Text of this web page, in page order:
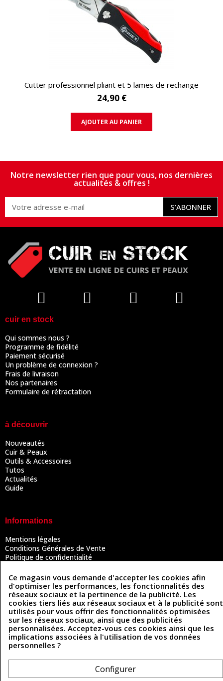
APERÇU RAPIDE
Cutter professionnel pliant et 5 lames de rechange
24,90 €
AJOUTER AU PANIER
Notre newsletter rien que pour vous, nos dernières
actualités & offres !
S’ABONNER
cuir en stock
Qui sommes nous ?
Programme de fidélité
Paiement sécurisé
Un problème de connexion ?
Frais de livraison
Nos partenaires
Formulaire de rétractation
à découvrir
Nouveautés
Cuir & Peaux
Outils & Accessoires
Tutos
Actualités
Guide
Informations
Mentions légales
Conditions Générales de Vente
Politique de confidentialité
Contactez-nous
Coordonnées
493 Chemin de Catougnac
81300 Graulhet
05 63 34 51 88
contact@cuirenstock.com
Ce magasin vous demande d'accepter les cookies afin
d'optimiser les performances, les fonctionnalités des
réseaux sociaux et la pertinence de la publicité. Les
cookies tiers liés aux réseaux sociaux et à la publicité sont
utilisés pour vous offrir des fonctionnalités optimisées
sur les réseaux sociaux, ainsi que des publicités
personnalisées. Acceptez-vous ces cookies ainsi que les
implications associées à l'utilisation de vos données
personnelles ?
Configurer